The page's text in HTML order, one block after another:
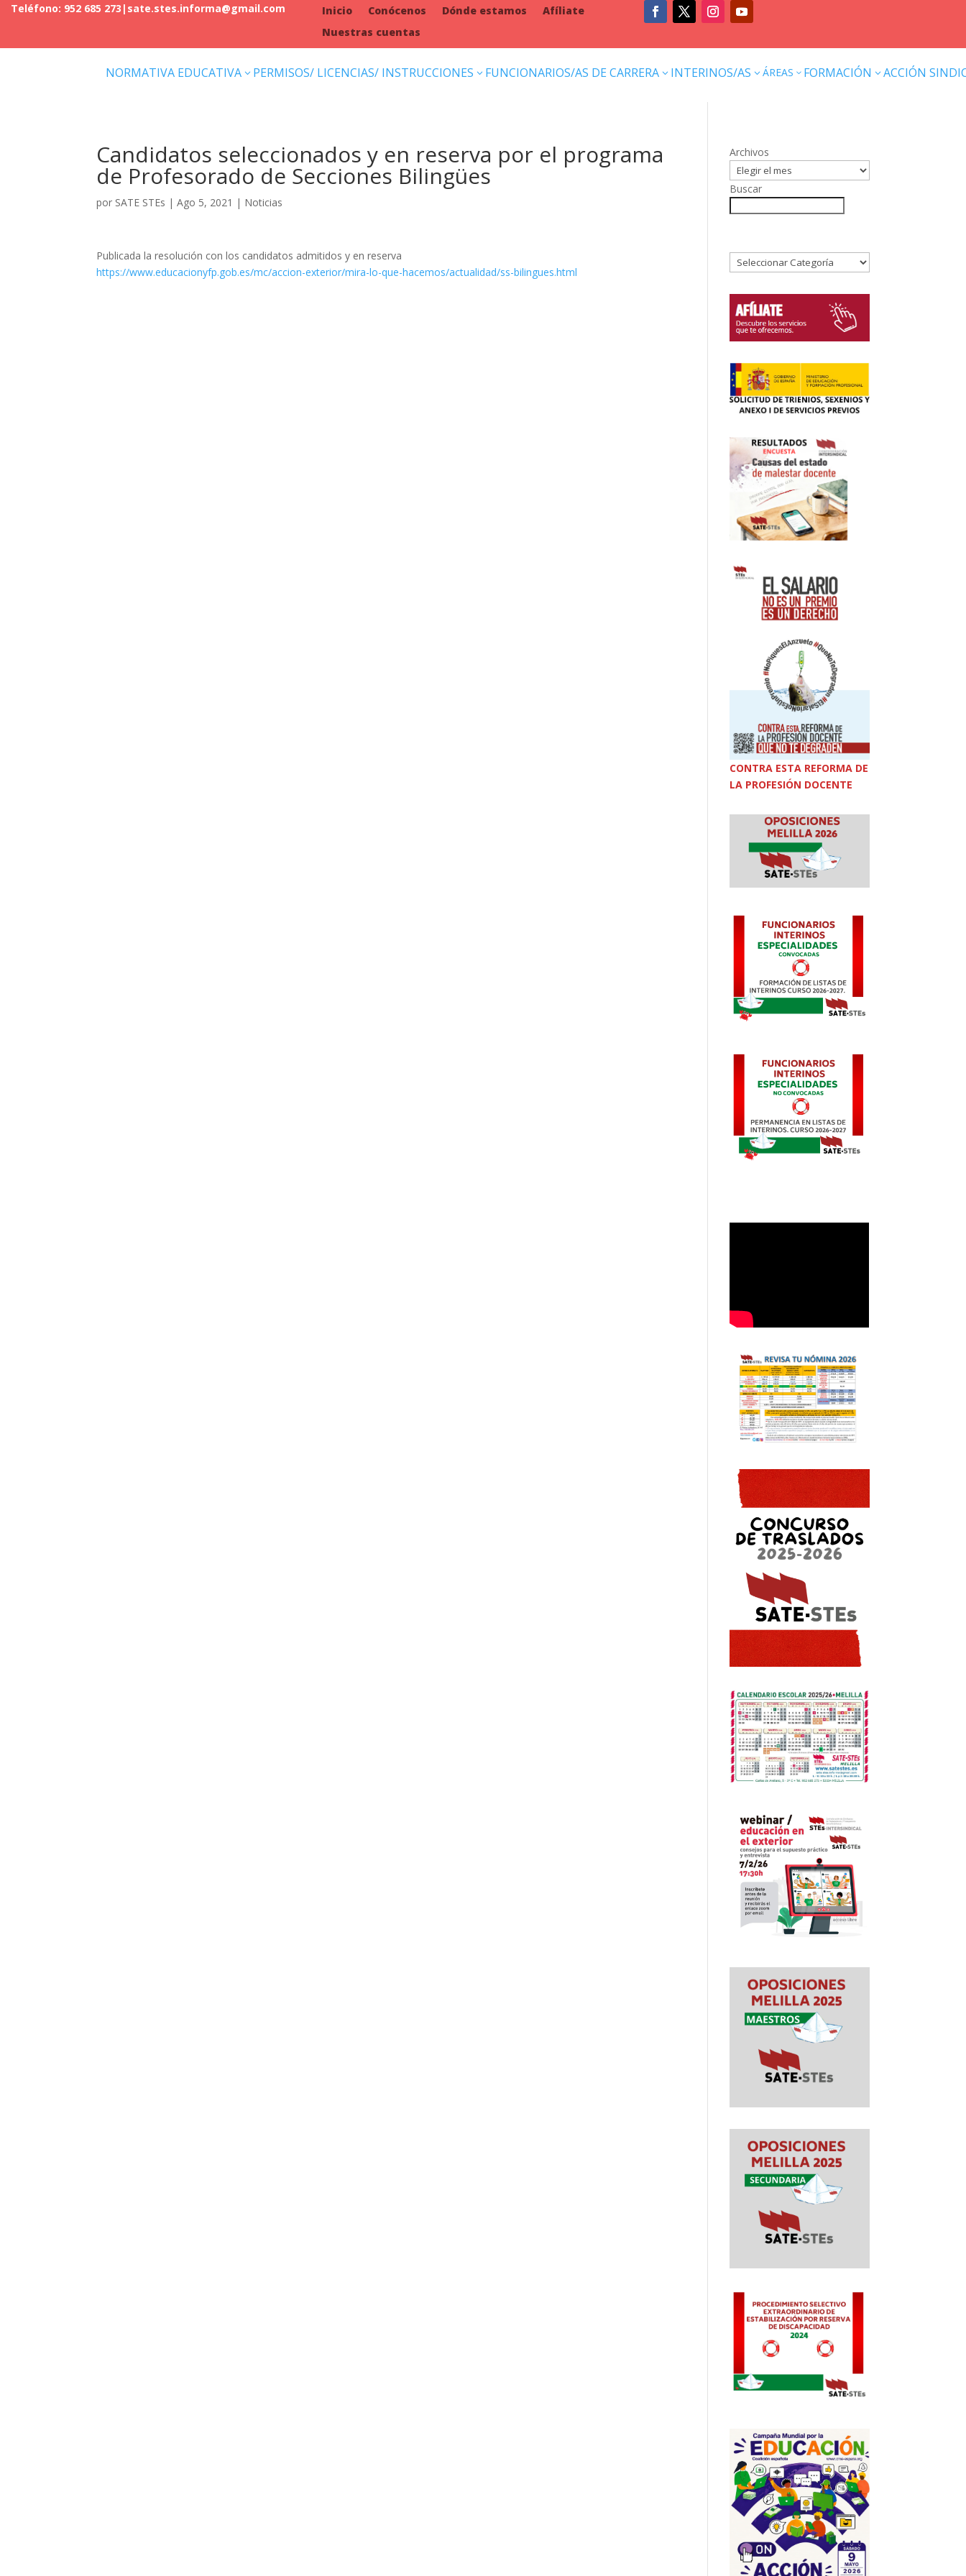
Teléfono: 952 685 273 | sate.stes.informa@gmail.com Inicio Conócenos Dónde estamos
Afíliate
Nuestras cuentas
NORMATIVA EDUCATIVA 3 PERMISOS/ LICENCIAS/ INSTRUCCIONES 3 FUNCIONARIOS/AS DE CARRERA 3 INTERINOS/AS 3ÁREAS 3 FORMACIÓN 3 ACCIÓN
Candidatos seleccionados y en reserva por el programa
de Profesorado de Secciones Bilingües
por SATE STEs |Ago 5, 2021 | Noticias
Publicada la resolución con los candidatos admitidos y en reserva
https://www.educacionyfp.gob.es/mc/accion-exterior/mira-lo-que-hacemos/actualidad/ss-bilingues.html
Archivos
Buscar
CONTRA ESTA REFORMA DE
LA PROFESIÓN DOCENTE